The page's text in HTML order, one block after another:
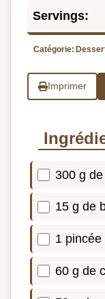
Servings:
Catégorie:
Imprimer
300 g
15 g de
1 pincée
60 g de